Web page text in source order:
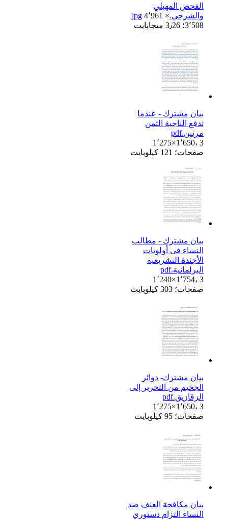
الفحص المهبلي
والشرجي.jpg4٬961 ×
3٬508؛ 3٫26 ميجابايت
بيان مشترك - عندما
تدفع الناجية الثمن
مرتين.pdf
1٬275×1٬650، 3
صفحات؛ 121 كيلوبايت
بيان مشترك - مطالب
النساء فى أولويات
الأجندة التشريعية
البرلمانية.pdf
1٬240×1٬754، 3
صفحات؛ 303 كيلوبايت
بيان مشترك- دوائر
الجحيم من التحرير إلى
الزقازيق.pdf
1٬275×1٬650، 3
صفحات؛ 95 كيلوبايت
بيان مكافحة العنف ضد
النساء التزام دستوري